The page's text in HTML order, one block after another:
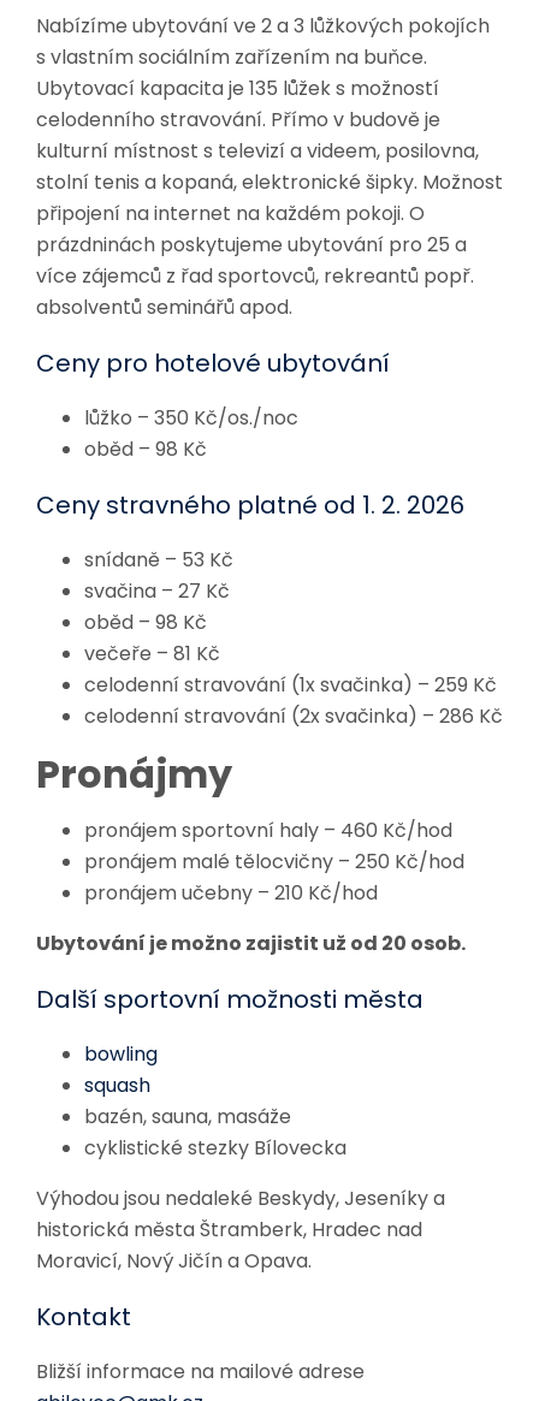
Nabízíme ubytování ve 2 a 3 lůžkových pokojích
s vlastním sociálním zařízením na buňce.
Ubytovací kapacita je 135 lůžek s možností
celodenního stravování. Přímo v budově je
kulturní místnost s televizí a videem, posilovna,
stolní tenis a kopaná, elektronické šipky. Možnost
připojení na internet na každém pokoji. O
prázdninách poskytujeme ubytování pro 25 a
více zájemců z řad sportovců, rekreantů popř.
absolventů seminářů apod.
Ceny pro hotelové ubytování
lůžko – 350 Kč/os./noc
oběd – 98 Kč
Ceny stravného platné od 1. 2. 2026
snídaně – 53 Kč
svačina – 27 Kč
oběd – 98 Kč
večeře – 81 Kč
celodenní stravování (1x svačinka) – 259 Kč
celodenní stravování (2x svačinka) – 286 Kč
Pronájmy
pronájem sportovní haly – 460 Kč/hod
pronájem malé tělocvičny – 250 Kč/hod
pronájem učebny – 210 Kč/hod
Ubytování je možno zajistit už od 20 osob.
Další sportovní možnosti města
bowling
squash
bazén, sauna, masáže
cyklistické stezky Bílovecka
Výhodou jsou nedaleké Beskydy, Jeseníky a
historická města Štramberk, Hradec nad
Moravicí, Nový Jičín a Opava.
Kontakt
Bližší informace na mailové adrese